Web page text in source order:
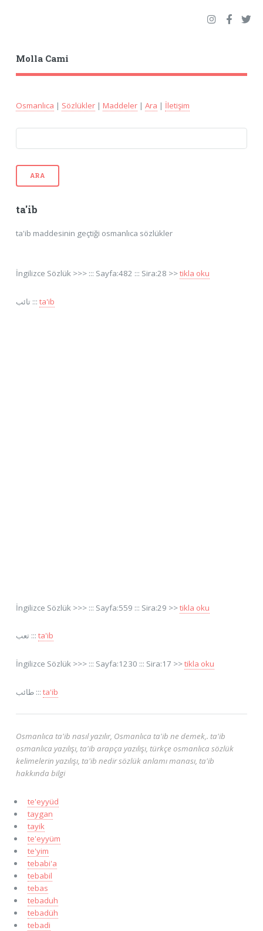
Molla Cami
Osmanlıca | Sözlükler| Maddeler| Ara | İletişim
ARA
ta'ib
ta'ib maddesinin geçtiği osmanlıca sözlükler
İngilizce Sözlük >>> ::: Sayfa:482 ::: Sira:28 >>tikla oku
تائب ::: ta'ib
İngilizce Sözlük >>> ::: Sayfa:559 ::: Sira:29 >>tikla oku
تعب ::: ta'ib
İngilizce Sözlük >>> ::: Sayfa:1230 ::: Sira:17 >>tikla oku
طائب ::: ta'ib
Osmanlıca ta'ib nasıl yazılır, Osmanlıca ta'ib ne demek,. ta'ib
osmanlıca yazılışı, ta'ib arapça yazılışı, türkçe osmanlıca sözlük
kelimelerin yazılışı, ta'ib nedir sözlük anlamı manası, ta'ib
hakkında bilgi
te'eyyüd
taygan
tayik
te'eyyüm
te'yim
tebabi'a
tebabil
tebas
tebaduh
tebadüh
tebadi